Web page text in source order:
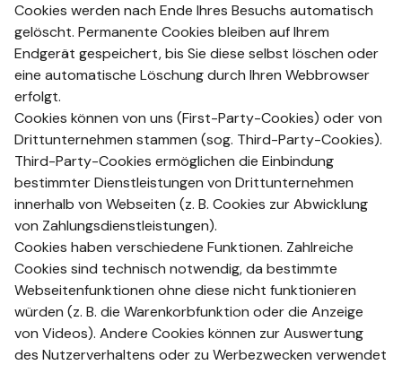
Cookies werden nach Ende Ihres Besuchs automatisch
gelöscht. Permanente Cookies bleiben auf Ihrem
Endgerät gespeichert, bis Sie diese selbst löschen oder
eine automatische Löschung durch Ihren Webbrowser
erfolgt.
Cookies können von uns (First-Party-Cookies) oder von
Drittunternehmen stammen (sog. Third-Party-Cookies).
Third-Party-Cookies ermöglichen die Einbindung
bestimmter Dienstleistungen von Drittunternehmen
innerhalb von Webseiten (z. B. Cookies zur Abwicklung
von Zahlungsdienstleistungen).
Cookies haben verschiedene Funktionen. Zahlreiche
Cookies sind technisch notwendig, da bestimmte
Webseitenfunktionen ohne diese nicht funktionieren
würden (z. B. die Warenkorbfunktion oder die Anzeige
von Videos). Andere Cookies können zur Auswertung
des Nutzerverhaltens oder zu Werbezwecken verwendet